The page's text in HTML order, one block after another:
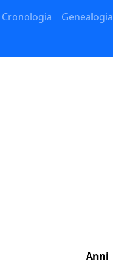
Cronologia Genealogia
Anni